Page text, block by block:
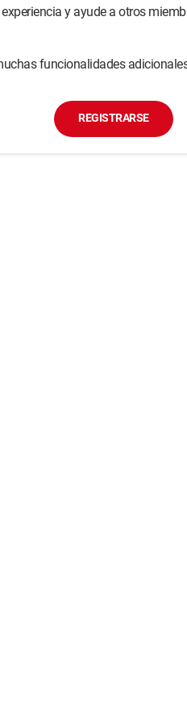
y ayude a otros
funcionalidades
REGISTRARSE